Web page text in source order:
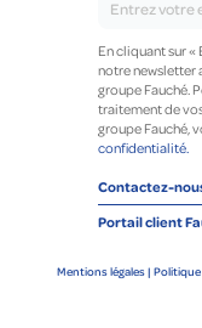
En cliquant sur
notre newsletter
groupe Fauché.
traitement de
groupe Fauché,
confidentialité.
Contactez-
Portail client
Mentions légales|